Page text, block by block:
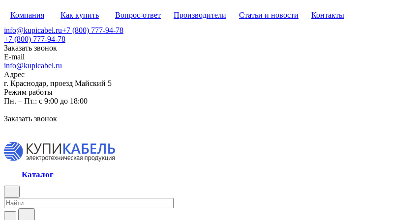
Компания Как купить Вопрос-ответ Производители Статьи и новости
Контакты
info@kupicabel.ru+7 (800) 777-94-78
+7 (800) 777-94-78
Заказать звонок
E-mail
info@kupicabel.ru
Адрес
г. Краснодар, проезд Майский 5
Режим работы
Пн. – Пт.: с 9:00 до 18:00
Заказать звонок
Каталог